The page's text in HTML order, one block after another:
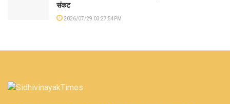
संकट
2026/07/29 03:27:54PM